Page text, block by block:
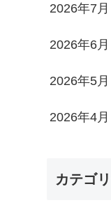
2026年7月
2026年6月
2026年5月
2026年4月
カテゴ